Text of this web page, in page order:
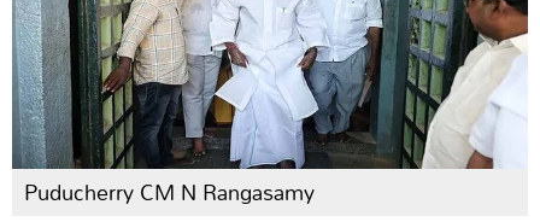
Puducherry CM N Rangasamy